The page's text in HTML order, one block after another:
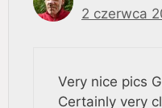
2 czerwca
Very nice pics
Certainly very